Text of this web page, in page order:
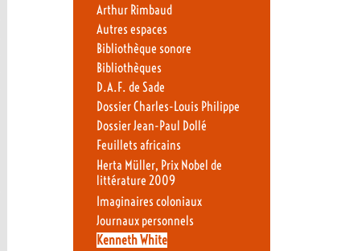
Arthur Rimbaud
Autres espaces
Bibliothèque sonore
Bibliothèques
D.A.F. de Sade
Dossier Charles-Louis Philippe
Dossier Jean-Paul Dollé
Feuillets africains
Herta Müller, Prix Nobel de
littérature 2009
Imaginaires coloniaux
Journaux personnels
Kenneth White